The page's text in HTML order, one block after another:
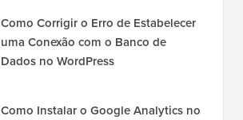
Como Corrigir o Erro de Estabelecer
uma Conexão com o Banco de
Dados no WordPress
Como Instalar o Google Analytics no